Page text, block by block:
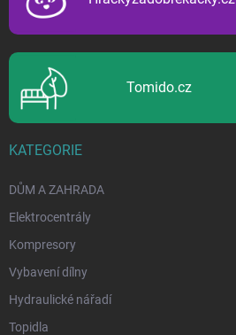
Tomido.cz
KATEGORIE
DŮM A ZAHRADA
Elektrocentrály
Kompresory
Vybavení dílny
Hydraulické nářadí
Topidla